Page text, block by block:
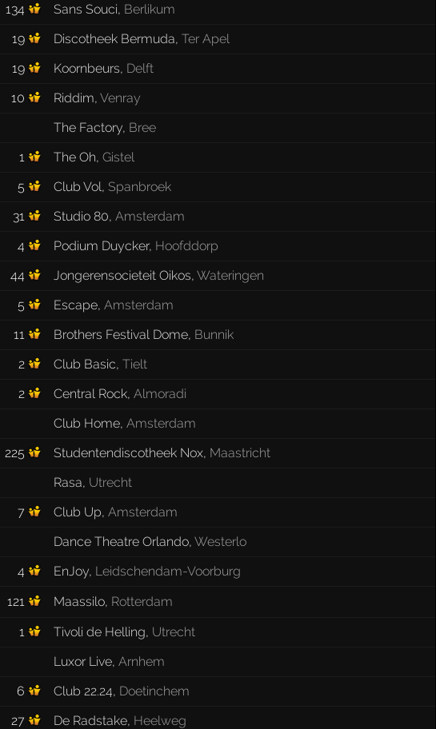
134 Sans Souci, Berlikum
19 Discotheek Bermuda, Ter Apel
19 Koornbeurs, Delft
10 Riddim, Venray
The Factory, Bree
1 The Oh, Gistel
5 Club Vol, Spanbroek
31 Studio 80, Amsterdam
4 Podium Duycker, Hoofddorp
44 Jongerensocieteit Oikos, Wateringen
5 Escape, Amsterdam
11 Brothers Festival Dome, Bunnik
2 Club Basic, Tielt
2 Central Rock, Almoradi
Club Home, Amsterdam
225 Studentendiscotheek Nox, Maastricht
Rasa, Utrecht
7 Club Up, Amsterdam
Dance Theatre Orlando, Westerlo
4 EnJoy, Leidschendam-Voorburg
121 Maassilo, Rotterdam
1 Tivoli de Helling, Utrecht
Luxor Live, Arnhem
6 Club 22.24, Doetinchem
27 De Radstake, Heelweg